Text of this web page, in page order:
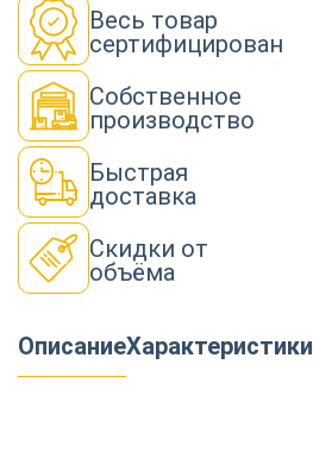
Весь товар
сертифицирован
Собственное
производство
Быстрая
доставка
Скидки от
объёма
ОписаниеХарактеристики